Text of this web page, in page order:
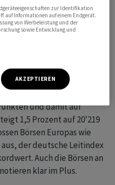
auf Fortschritte bei den
Osten das Sentiment. Die
weg von
Branchen.
und damit auf
1,5 Prozent auf 20'219
Börsen Europas wie
der deutsche Leitindex
Auch die Börsen an
klar im Plus.
zur Identifikation
auf Informationen auf einem Endgerät.
von Werbeleistung und der
sowie Entwicklung und
AKZEPTIEREN